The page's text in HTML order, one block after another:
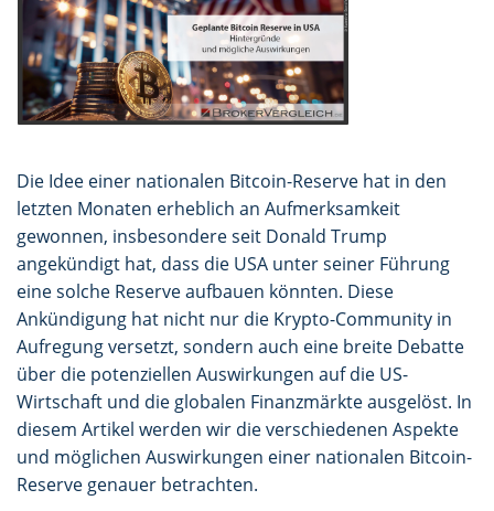
Die Idee einer nationalen Bitcoin-Reserve hat in den
letzten Monaten erheblich an Aufmerksamkeit
gewonnen, insbesondere seit Donald Trump
angekündigt hat, dass die USA unter seiner Führung
eine solche Reserve aufbauen könnten. Diese
Ankündigung hat nicht nur die Krypto-Community in
Aufregung versetzt, sondern auch eine breite Debatte
über die potenziellen Auswirkungen auf die US-
Wirtschaft und die globalen Finanzmärkte ausgelöst. In
diesem Artikel werden wir die verschiedenen Aspekte
und möglichen Auswirkungen einer nationalen Bitcoin-
Reserve genauer betrachten.